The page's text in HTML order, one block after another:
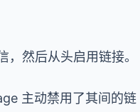
然后从头启用链接。
主动禁用了其间的链